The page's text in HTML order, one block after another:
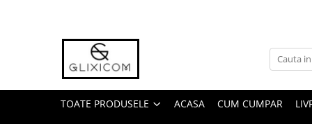
Toate Produsele
Toate Produsele
Casa Gradina & Bricolaj
Ustensile Bucatarie
TOATE PRODUSELE ACASA CUM CUMPAR